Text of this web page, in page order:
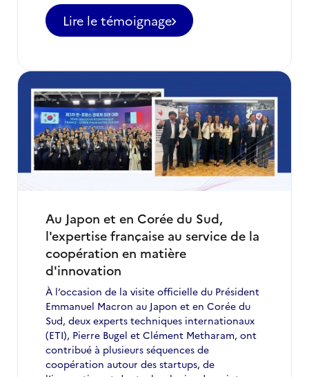
Lire le témoignage
Au Japon et en Corée du Sud,
l'expertise française au service de la
coopération en matière
d'innovation
À l’occasion de la visite officielle du Président
Emmanuel Macron au Japon et en Corée du
Sud, deux experts techniques internationaux
(ETI), Pierre Bugel et Clément Metharam, ont
contribué à plusieurs séquences de
coopération autour des startups, de